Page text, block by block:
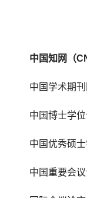
中国知网（
中国学术期
中国博士学
中国优秀硕
中国重要会